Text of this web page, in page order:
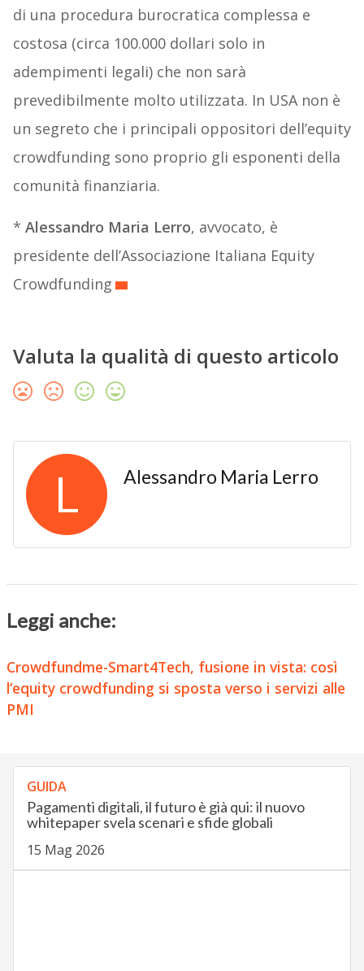
di una procedura burocratica complessa e
costosa (circa 100.000 dollari solo in
adempimenti legali) che non sarà
prevedibilmente molto utilizzata. In USA non è
un segreto che i principali oppositori dell’equity
crowdfunding sono proprio gli esponenti della
comunità finanziaria.
* Alessandro Maria Lerro, avvocato, è
presidente dell’Associazione Italiana Equity
Crowdfunding
Valuta la qualità di questo articolo
L Alessandro Maria Lerro
Leggi anche:
Crowdfundme-Smart4Tech, fusione in vista: così
l’equity crowdfunding si sposta verso i servizi alle
PMI
GUIDA
Pagamenti digitali, il futuro è già qui: il nuovo
whitepaper svela scenari e sfide globali
15 Mag 2026